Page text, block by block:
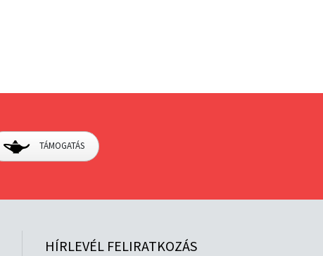
TÁMOGATÁS
HÍRLEVÉL FELIRATKOZÁS